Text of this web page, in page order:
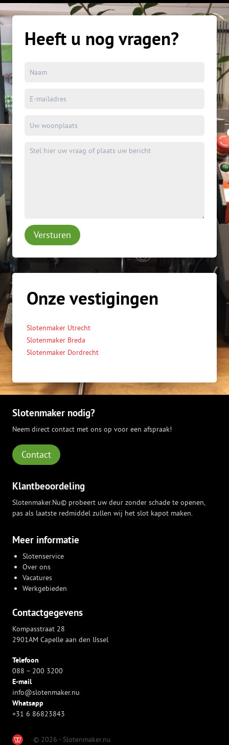
Heeft u nog vragen?
Versturen
Onze vestigingen
Slotenmaker Utrecht
Slotenmaker Breda
Slotenmaker Dordrecht
Slotenmaker nodig?
Neem direct contact met ons op voor een afspraak!
Contact
Klantbeoordeling
Slotenmaker.Nu© probeert uw deur zonder schade te openen,
pas als laatste redmiddel zullen wij het slot kapot maken.
Meer informatie
Slotenservice
Over ons
Vacatures
Werkgebieden
Contactgegevens
Kompasstraat 28
2901AM Capelle aan den IJssel
Telefoon
088 – 200 3200
E-mail
info@slotenmaker.nu
Whatsapp
+31 6 86823843
© 2026 - Slotenmaker.nu